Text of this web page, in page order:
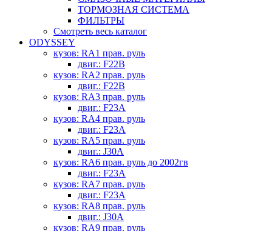
ТОРМОЗНАЯ СИСТЕМА
ФИЛЬТРЫ
Смотреть весь каталог
ODYSSEY
кузов: RA1 прав. руль
двиг.: F22B
кузов: RA2 прав. руль
двиг.: F22B
кузов: RA3 прав. руль
двиг.: F23A
кузов: RA4 прав. руль
двиг.: F23A
кузов: RA5 прав. руль
двиг.: J30A
кузов: RA6 прав. руль до 2002гв
двиг.: F23A
кузов: RA7 прав. руль
двиг.: F23A
кузов: RA8 прав. руль
двиг.: J30A
кузов: RA9 прав. руль